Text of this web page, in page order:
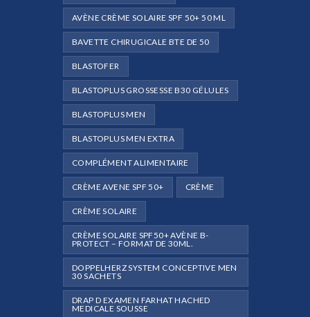
AVÈNE CRÈME SOLAIRE SPF 50+ 50 ML
BAVETTE CHIRUGICALE BTE DE 50
BLASTOFER
BLASTOPLUS GROSSESSE B30 GÉLULES
BLASTOPLUS MEN
BLASTOPLUS MEN EXTRA
COMPLÉMENT ALIMENTAIRE
CRÈME AVENE SPF 50+ CRÈME
CRÈME SOLAIRE
CRÈME SOLAIRE SPF50+ AVÈNE B-
PROTECT – FORMAT DE 30ML.
DOPPELHERZ SYSTEM CONCEPTIVE MEN
30 SACHETS
DRAP D EXAMEN FARHAT HACHED
MEDICALE SOUSSE